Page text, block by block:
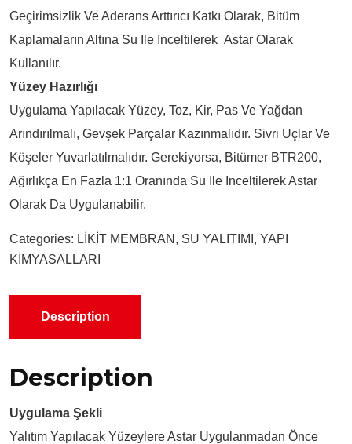
Geçirimsizlik Ve Aderans Arttırıcı Katkı Olarak, Bitüm
Kaplamaların Altına Su Ile Inceltilerek Astar Olarak
Kullanılır.
Yüzey Hazırlığı
Uygulama Yapılacak Yüzey, Toz, Kir, Pas Ve Yağdan
Arındırılmalı, Gevşek Parçalar Kazınmalıdır. Sivri Uçlar Ve
Köşeler Yuvarlatılmalıdır. Gerekiyorsa, Bitümer BTR200,
Ağırlıkça En Fazla 1:1 Oranında Su Ile Inceltilerek Astar
Olarak Da Uygulanabilir.
Categories: LİKİT MEMBRAN , SU YALITIMI , YAPI
KİMYASALLARI
Description
Description
Uygulama Şekli
Yalıtım Yapılacak Yüzeylere Astar Uygulanmadan Önce